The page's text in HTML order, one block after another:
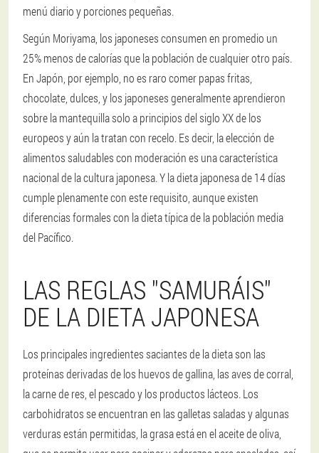
menú diario y porciones pequeñas.
Según Moriyama, los japoneses consumen en promedio un
25% menos de calorías que la población de cualquier otro país.
En Japón, por ejemplo, no es raro comer papas fritas,
chocolate, dulces, y los japoneses generalmente aprendieron
sobre la mantequilla solo a principios del siglo XX de los
europeos y aún la tratan con recelo. Es decir, la elección de
alimentos saludables con moderación es una característica
nacional de la cultura japonesa. Y la dieta japonesa de 14 días
cumple plenamente con este requisito, aunque existen
diferencias formales con la dieta típica de la población media
del Pacífico.
LAS REGLAS "SAMURÁIS"
DE LA DIETA JAPONESA
Los principales ingredientes saciantes de la dieta son las
proteínas derivadas de los huevos de gallina, las aves de corral,
la carne de res, el pescado y los productos lácteos. Los
carbohidratos se encuentran en las galletas saladas y algunas
verduras están permitidas, la grasa está en el aceite de oliva,